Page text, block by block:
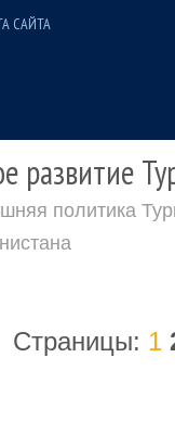
САЙТА
развитие
политика
Страницы: 1